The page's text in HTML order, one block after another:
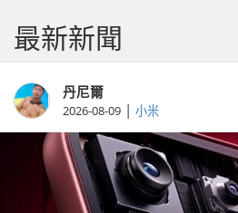
最新新聞
丹尼爾
2026-08-09 | 小米